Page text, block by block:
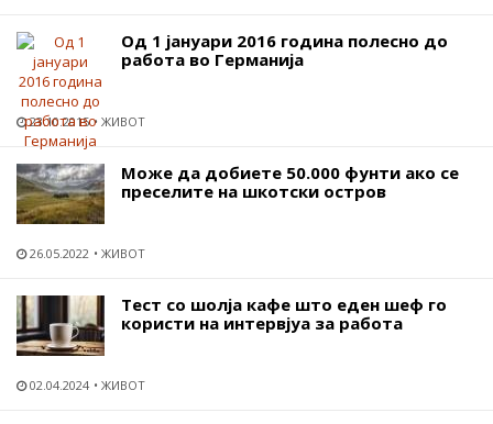
Од 1 јануари 2016 година полесно до
работа во Германија
23.10.2015 ЖИВОТ
Може да добиете 50.000 фунти ако се
преселите на шкотски остров
26.05.2022 ЖИВОТ
Тест со шолја кафе што еден шеф го
користи на интервјуа за работа
02.04.2024 ЖИВОТ